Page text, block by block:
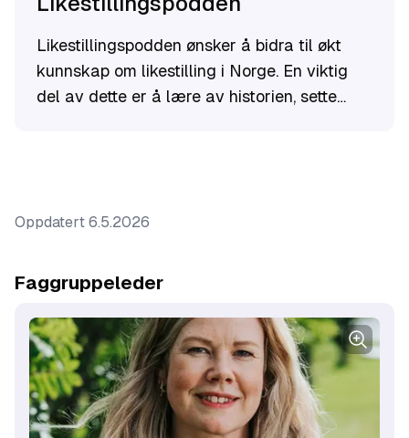
Likestillingspodden ønsker å bidra til økt
kunnskap om likestilling i Norge. En viktig
del av dette er å lære av historien, sette
podcastplatformer som feks. Anchor, Apple
og RadioPublic.
Oppdatert 6.5.2026
Faggruppeleder